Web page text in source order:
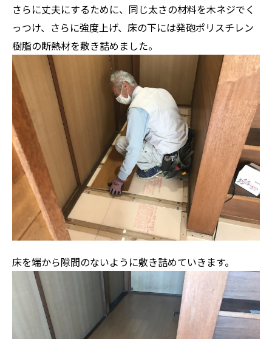
さらに丈夫にするために、同じ太さの材料を木ネジでく
っつけ、さらに強度上げ、床の下には発砲ポリスチレン
樹脂の断熱材を敷き詰めました。
床を端から隙間のないように敷き詰めていきます。